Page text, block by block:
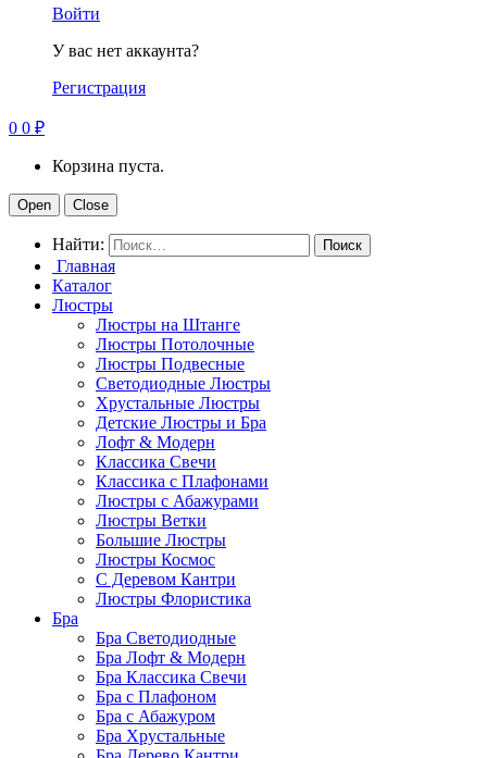
Войти
У вас нет аккаунта?
Регистрация
0 0 ₽
Корзина пуста.
Open Close
Найти:
Главная
Каталог
Люстры
Люстры на Штанге
Люстры Потолочные
Люстры Подвесные
Светодиодные Люстры
Хрустальные Люстры
Детские Люстры и Бра
Лофт & Модерн
Классика Свечи
Классика с Плафонами
Люстры с Абажурами
Люстры Ветки
Большие Люстры
Люстры Космос
С Деревом Кантри
Люстры Флористика
Бра
Бра Светодиодные
Бра Лофт & Модерн
Бра Классика Свечи
Бра с Плафоном
Бра с Абажуром
Бра Хрустальные